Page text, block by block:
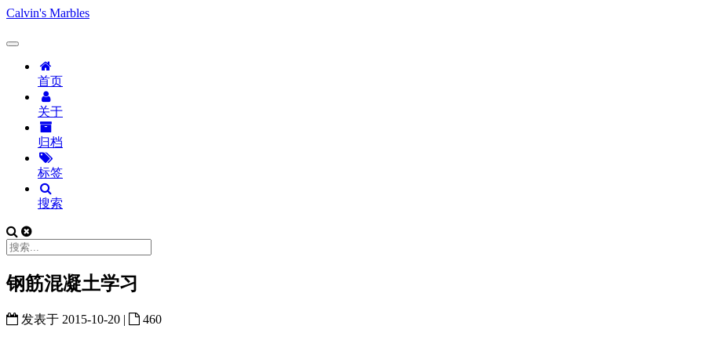
Calvin's Marbles
首页
关于
归档
标签
搜索
钢筋混凝土学习
发表于 2015-10-20 | 460